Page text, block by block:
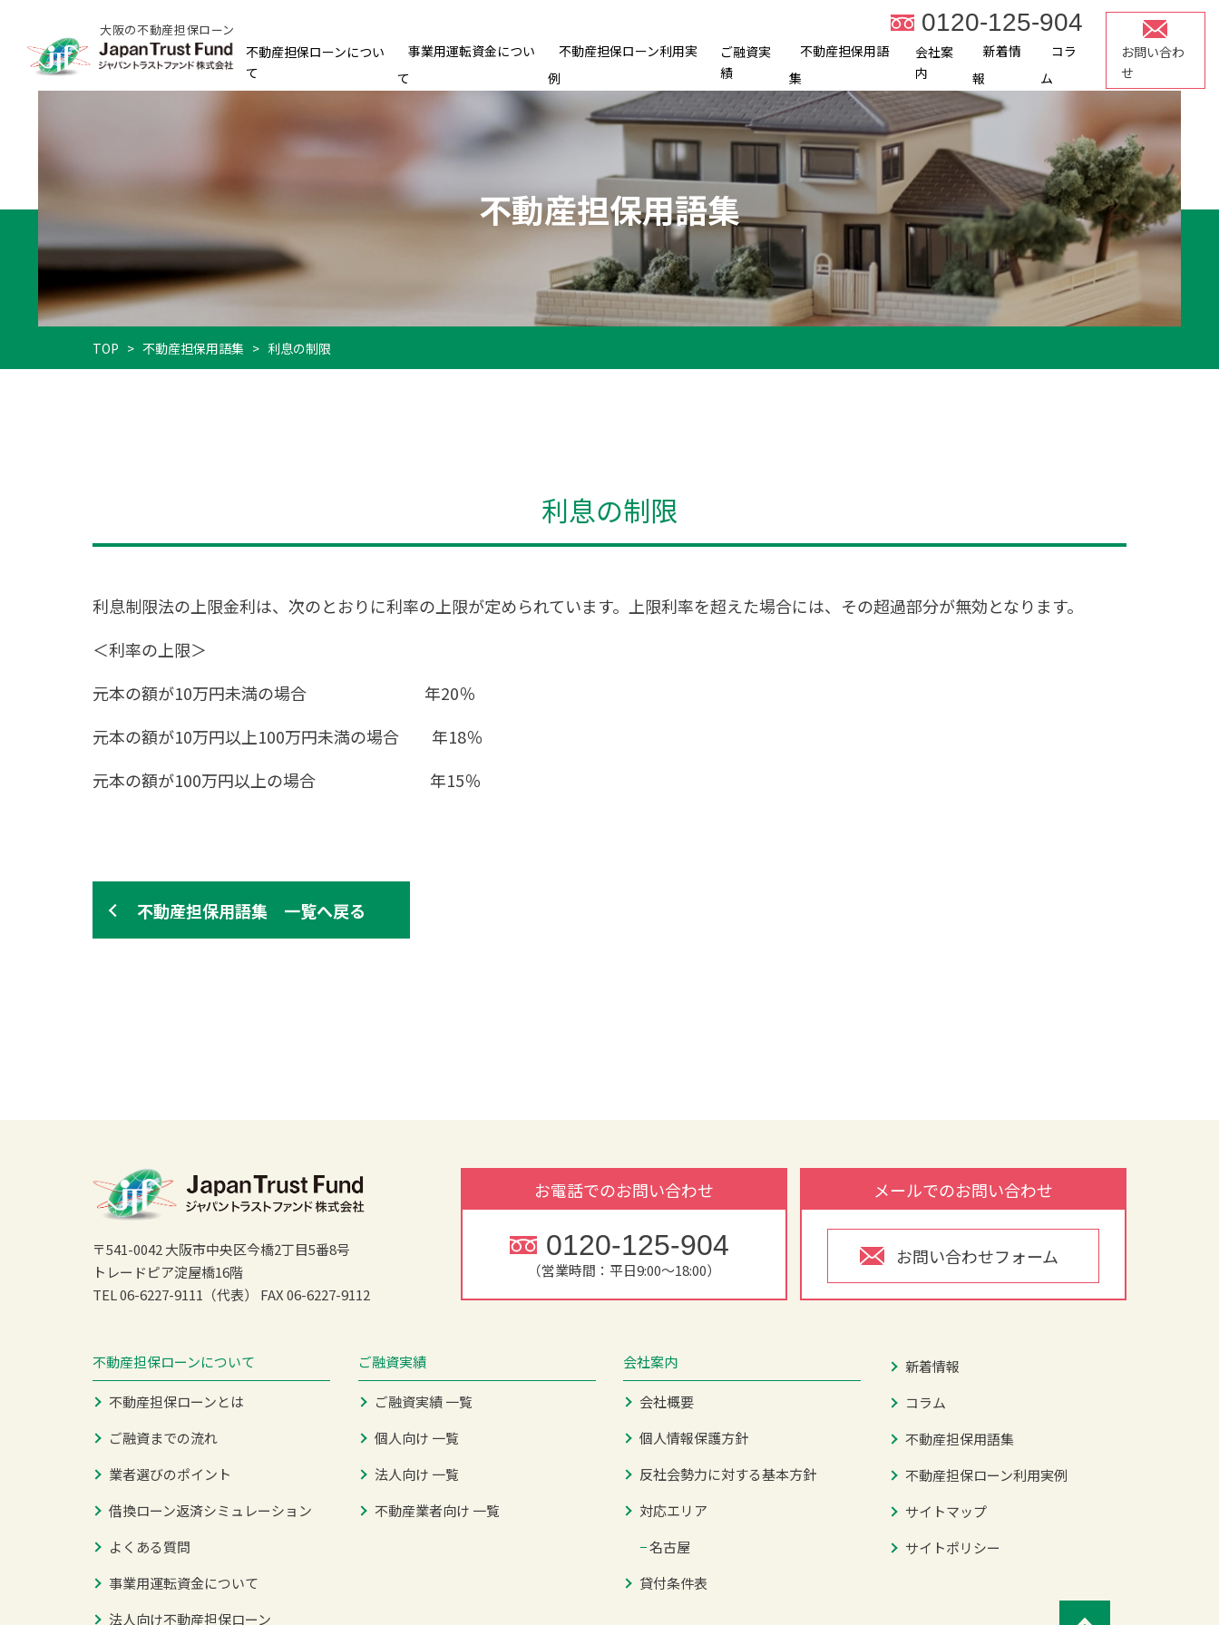
大阪の不動産担保ローン 0120-125-904
不動産担保ローンについ
て
事業用運転資金につい
て
不動産担保ローン利用実
例
ご融資実
績
不動産担保用語
集
会社案
内
新着情
報
コラ
ム
お問い合わ
せ
不動産担保用語集
TOP > 不動産担保用語集 > 利息の制限
利息の制限
利息制限法の上限金利は、次のとおりに利率の上限が定められています。上限利率を超えた場合には、その超過部分が無効となります。
＜利率の上限＞
元本の額が10万円未満の場合 年20％
元本の額が10万円以上100万円未満の場合 年18％
元本の額が100万円以上の場合 年15％
不動産担保用語集 一覧へ戻る
〒541-0042 大阪市中央区今橋2丁目5番8号
トレードピア淀屋橋16階
TEL 06-6227-9111（代表）
FAX 06-6227-9112
お電話でのお問い合わせ
0120-125-904
（営業時間：平日9:00～18:00）
メールでのお問い合わせ
お問い合わせフォーム
不動産担保ローンについて
不動産担保ローンとは
ご融資までの流れ
業者選びのポイント
借換ローン返済シミュレーション
よくある質問
事業用運転資金について
法人向け不動産担保ローン
ご融資実績
ご融資実績 一覧
個人向け 一覧
法人向け 一覧
不動産業者向け 一覧
会社案内
会社概要
個人情報保護方針
反社会勢力に対する基本方針
対応エリア
−名古屋
貸付条件表
新着情報
コラム
不動産担保用語集
不動産担保ローン利用実例
サイトマップ
サイトポリシー